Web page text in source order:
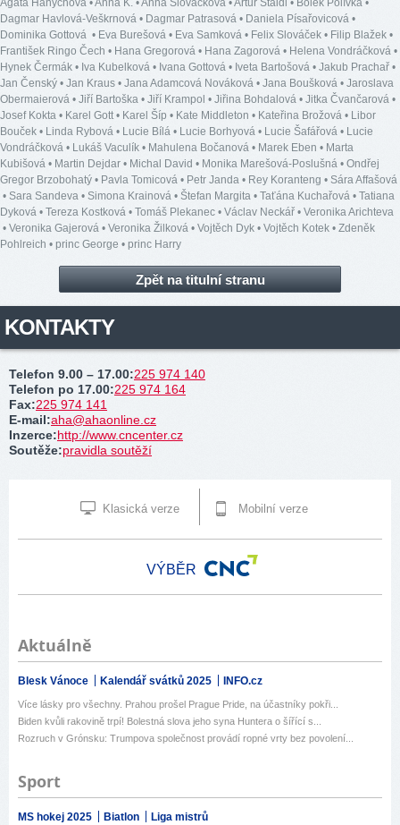
Agáta Hanychová •Anna K. •Anna Slováčková •Artur Štaidl • Bolek Polívka •
Dagmar Havlová-Veškrnová • Dagmar Patrasová • Daniela Písařovicová •
Dominika Gottová • Eva Burešová • Eva Samková • Felix Slováček • Filip Blažek •
František Ringo Čech • Hana Gregorová • Hana Zagorová • Helena Vondráčková •
Hynek Čermák • Iva Kubelková • Ivana Gottová • Iveta Bartošová • Jakub Prachař •
Jan Čenský • Jan Kraus • Jana Adamcová Nováková • Jana Boušková • Jaroslava
Obermaierová • Jiří Bartoška • Jiří Krampol • Jiřina Bohdalová • Jitka Čvančarová •
Josef Kokta • Karel Gott• Karel Šíp • Kate Middleton • Kateřina Brožová • Libor
Bouček • Linda Rybová • Lucie Bílá • Lucie Borhyová • Lucie Šafářová • Lucie
Vondráčková • Lukáš Vaculík • Mahulena Bočanová • Marek Eben • Marta
Kubišová • Martin Dejdar • Michal David • Monika Marešová-Poslušná • Ondřej
Gregor Brzobohatý • Pavla Tomicová • Petr Janda • Rey Koranteng • Sára Affašová
• Sara Sandeva • Simona Krainová • Štefan Margita • Taťána Kuchařová • Tatiana
Dyková • Tereza Kostková • Tomáš Plekanec • Václav Neckář • Veronika Arichteva
• Veronika Gajerová • Veronika Žilková • Vojtěch Dyk • Vojtěch Kotek • Zdeněk
Pohlreich • princ George • princ Harry
Zpět na titulní stranu
KONTAKTY
Telefon 9.00 – 17.00:225 974 140
Telefon po 17.00:225 974 164
Fax:225 974 141
E-mail:aha@ahaonline.cz
Inzerce:http://www.cncenter.cz
Soutěže:pravidla soutěží
Klasická verze Mobilní verze
VÝBĚR
Aktuálně
Blesk Vánoce Kalendář svátků 2025 INFO.cz
Více lásky pro všechny. Prahou prošel Prague Pride, na účastníky pokři...
Biden kvůli rakovině trpí! Bolestná slova jeho syna Huntera o šířící s...
Rozruch v Grónsku: Trumpova společnost provádí ropné vrty bez povolení...
Sport
MS hokej 2025 Biatlon Liga mistrů